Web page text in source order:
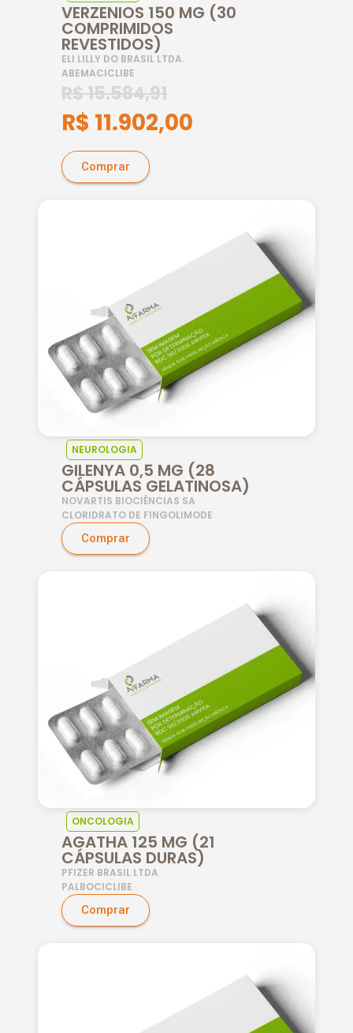
VERZENIOS 150 MG (30
COMPRIMIDOS
REVESTIDOS)
ELI LILLY DO BRASIL LTDA.
ABEMACICLIBE
R$15.584,91
R$ 11.902,00
Comprar
NEUROLOGIA
GILENYA 0,5 MG (28
CÁPSULAS GELATINOSA)
NOVARTIS BIOCIÊNCIAS SA
CLORIDRATO DE FINGOLIMODE
Comprar
ONCOLOGIA
AGATHA 125 MG (21
CÁPSULAS DURAS)
PFIZER BRASIL LTDA
PALBOCICLIBE
Comprar